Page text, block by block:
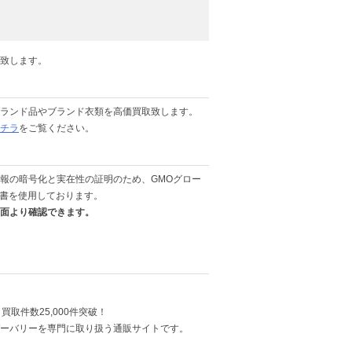
します。
ンド品やブランド衣類を高価買取致します。
ラ をご覧ください。
の暗号化と実在性の証明のため、GMOグロー
を使用しております。
より確認できます。
取件数25,000件突破！
バリーを専門に取り扱う通販サイトです。